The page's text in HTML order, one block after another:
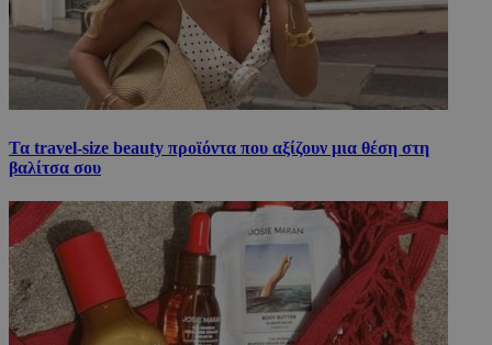
Τα travel-size beauty προϊόντα που αξίζουν μια θέση στη
βαλίτσα σου